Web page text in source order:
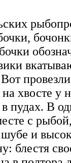
хвосте у
пудах. В
с
и
блестя